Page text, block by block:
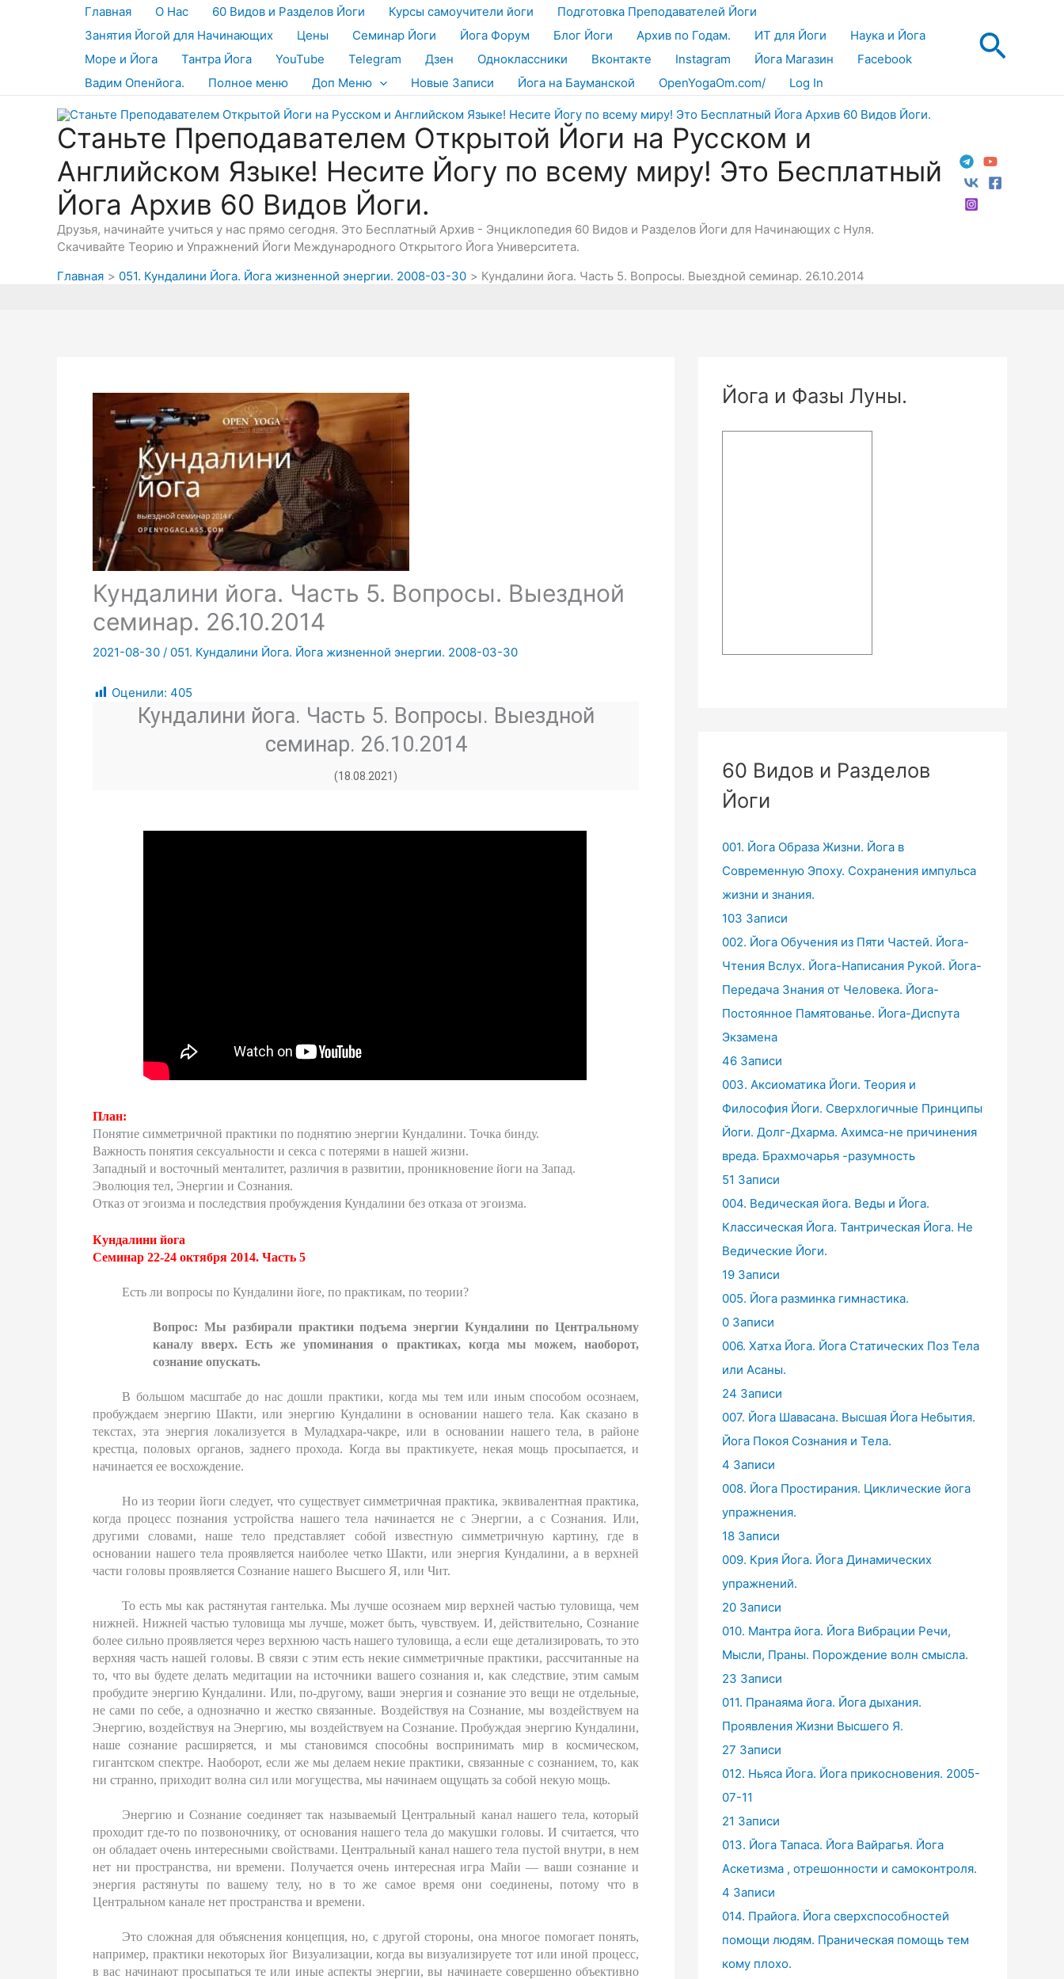
Главная О Нас 60 Видов и Разделов Йоги Курсы самоучители йоги
Подготовка Преподавателей Йоги
Занятия Йогой для Начинающих
Цены Семинар Йоги Йога Форум Блог Йоги Архив по Годам. ИТ для Йоги
Наука и Йога
Море и Йога
Тантра Йога YouTube Telegram Дзен Одноклассники Вконтакте Instagram Йога Магазин
Facebook
Вадим Опенйога.
Полное меню Доп Меню Новые Записи Йога на Бауманской OpenYogaOm.com/ Log In
Станьте Преподавателем Открытой Йоги на Русском и
Английском Языке! Несите Йогу по всему миру! Это Бесплатный
Йога Архив 60 Видов Йоги.
Друзья, начинайте учиться у нас прямо сегодня. Это Бесплатный Архив - Энциклопедия 60 Видов и Разделов Йоги для Начинающих с Нуля.
Скачивайте Теорию и Упражнений Йоги Международного Открытого Йога Университета.
Главная
051. Кундалини Йога. Йога жизненной энергии. 2008-03-30 Кундалини йога. Часть 5. Вопросы. Выездной семинар. 26.10.2014
Кундалини йога. Часть 5. Вопросы. Выездной
семинар. 26.10.2014
2021-08-30 / 051. Кундалини Йога. Йога жизненной энергии. 2008-03-30
Оценили: 405
Кундалини йога. Часть 5. Вопросы. Выездной
семинар. 26.10.2014
(18.08.2021)
План:
Понятие симметричной практики по поднятию энергии Кундалини. Точка бинду.
Важность понятия сексуальности и секса с потерями в нашей жизни.
Западный и восточный менталитет, различия в развитии, проникновение йоги на Запад.
Эволюция тел, Энергии и Сознания.
Отказ от эгоизма и последствия пробуждения Кундалини без отказа от эгоизма.
Кундалини йога
Семинар 22-24 октября 2014. Часть 5
Есть ли вопросы по Кундалини йоге, по практикам, по теории?
Вопрос: Мы разбирали практики подъема энергии Кундалини по Центральному
каналу вверх. Есть же упоминания о практиках, когда мы можем, наоборот,
сознание опускать.
В большом масштабе до нас дошли практики, когда мы тем или иным способом осознаем,
пробуждаем энергию Шакти, или энергию Кундалини в основании нашего тела. Как сказано в
текстах, эта энергия локализуется в Муладхара-чакре, или в основании нашего тела, в районе
крестца, половых органов, заднего прохода. Когда вы практикуете, некая мощь просыпается, и
начинается ее восхождение.
Но из теории йоги следует, что существует симметричная практика, эквивалентная практика,
когда процесс познания устройства нашего тела начинается не с Энергии, а с Сознания. Или,
другими словами, наше тело представляет собой известную симметричную картину, где в
основании нашего тела проявляется наиболее четко Шакти, или энергия Кундалини, а в верхней
части головы проявляется Сознание нашего Высшего Я, или Чит.
То есть мы как растянутая гантелька. Мы лучше осознаем мир верхней частью туловища, чем
нижней. Нижней частью туловища мы лучше, может быть, чувствуем. И, действительно, Сознание
более сильно проявляется через верхнюю часть нашего туловища, а если еще детализировать, то это
верхняя часть нашей головы. В связи с этим есть некие симметричные практики, рассчитанные на
то, что вы будете делать медитации на источники вашего сознания и, как следствие, этим самым
пробудите энергию Кундалини. Или, по-другому, ваши энергия и сознание это вещи не отдельные,
не сами по себе, а однозначно и жестко связанные. Воздействуя на Сознание, мы воздействуем на
Энергию, воздействуя на Энергию, мы воздействуем на Сознание. Пробуждая энергию Кундалини,
наше сознание расширяется, и мы становимся способны воспринимать мир в космическом,
гигантском спектре. Наоборот, если же мы делаем некие практики, связанные с сознанием, то, как
ни странно, приходит волна сил или могущества, мы начинаем ощущать за собой некую мощь.
Энергию и Сознание соединяет так называемый Центральный канал нашего тела, который
проходит где-то по позвоночнику, от основания нашего тела до макушки головы. И считается, что
он обладает очень интересными свойствами. Центральный канал нашего тела пустой внутри, в нем
нет ни пространства, ни времени. Получается очень интересная игра Майи — ваши сознание и
энергия растянуты по вашему телу, но в то же самое время они соединены, потому что в
Центральном канале нет пространства и времени.
Это сложная для объяснения концепция, но, с другой стороны, она многое помогает понять,
например, практики некоторых йог Визуализации, когда вы визуализируете тот или иной процесс,
в вас начинают просыпаться те или иные аспекты энергии, вы начинаете совершенно объективно
Йога и Фазы Луны.
60 Видов и Разделов
Йоги
001. Йога Образа Жизни. Йога в
Современную Эпоху. Сохранения импульса
жизни и знания.
103 Записи
002. Йога Обучения из Пяти Частей. Йога-
Чтения Вслух. Йога-Написания Рукой. Йога-
Передача Знания от Человека. Йога-
Постоянное Памятованье. Йога-Диспута
Экзамена
46 Записи
003. Аксиоматика Йоги. Теория и
Философия Йоги. Сверхлогичные Принципы
Йоги. Долг-Дхарма. Ахимса-не причинения
вреда. Брахмочарья -разумность
51 Записи
004. Ведическая йога. Веды и Йога.
Классическая Йога. Тантрическая Йога. Не
Ведические Йоги.
19 Записи
005. Йога разминка гимнастика.
0 Записи
006. Хатха Йога. Йога Статических Поз Тела
или Асаны.
24 Записи
007. Йога Шавасана. Высшая Йога Небытия.
Йога Покоя Сознания и Тела.
4 Записи
008. Йога Простирания. Циклические йога
упражнения.
18 Записи
009. Крия Йога. Йога Динамических
упражнений.
20 Записи
010. Мантра йога. Йога Вибрации Речи,
Мысли, Праны. Порождение волн смысла.
23 Записи
011. Пранаяма йога. Йога дыхания.
Проявления Жизни Высшего Я.
27 Записи
012. Ньяса Йога. Йога прикосновения. 2005-
07-11
21 Записи
013. Йога Тапаса. Йога Вайрагья. Йога
Аскетизма , отрешонности и самоконтроля.
4 Записи
014. Прайога. Йога сверхспособностей
помощи людям. Праническая помощь тем
кому плохо.